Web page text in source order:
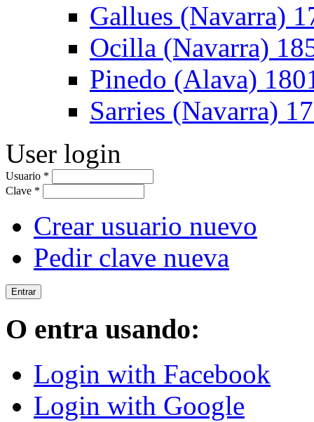
Gallues (Navarra)
Ocilla (Navarra)
Pinedo (Alava)
Sarries (Navarra)
User login
Usuario *
Clave *
Crear usuario nuevo
Pedir clave nueva
O entra usando:
Login with Facebook
Login with Google